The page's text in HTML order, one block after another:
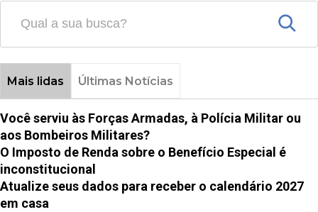
Mais lidas Últimas Notícias
Você serviu às Forças Armadas, à Polícia Militar ou
aos Bombeiros Militares?
O Imposto de Renda sobre o Benefício Especial é
inconstitucional
Atualize seus dados para receber o calendário 2027
em casa